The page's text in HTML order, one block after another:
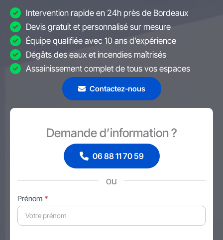
Intervention rapide en 24h près de Bordeaux
Devis gratuit et personnalisé sur mesure
Équipe qualifiée avec 10 ans d’expérience
Dégâts des eaux et incendies maîtrisés
Assainissement complet de tous vos espaces
Contactez-nous
Demande d’information ?
06 88 11 70 59
ou
Formulaire
simple
avec
Prénom *